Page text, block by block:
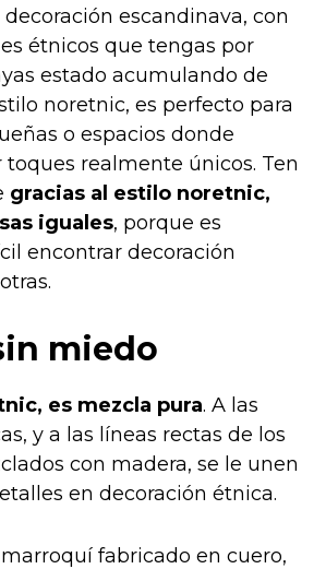
escandinava, con
étnicos que tengas por
estado acumulando de
noretnic, es perfecto para
o espacios donde
realmente únicos. Ten
gracias al estilo noretnic,
iguales, porque es
encontrar decoración
miedo
es mezcla pura. A las
y a las líneas rectas de los
con madera, se le unen
en decoración étnica.
fabricado en cuero,